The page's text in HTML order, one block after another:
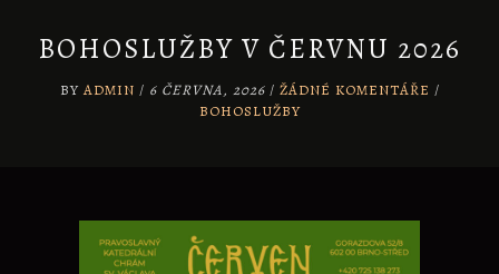
BOHOSLUŽBY V ČERVNU 2026
BY ADMIN / 6 ČERVNA, 2026/ ŽÁDNÉ KOMENTÁŘE /
BOHOSLUŽBY